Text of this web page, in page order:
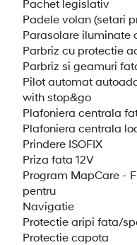
Pachet legislativ
Padele volan (setari
Parasolare iluminate
Parbriz cu protectie
Parbriz si geamuri
Pilot automat
with stop&go
Plafoniera centrala
Plafoniera centrala
Prindere ISOFIX
Priza fata 12V
Program MapCare -
pentru
Navigatie
Protectie aripi fata/
Protectie capota